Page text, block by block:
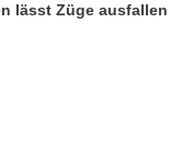
lässt Züge ausfallen